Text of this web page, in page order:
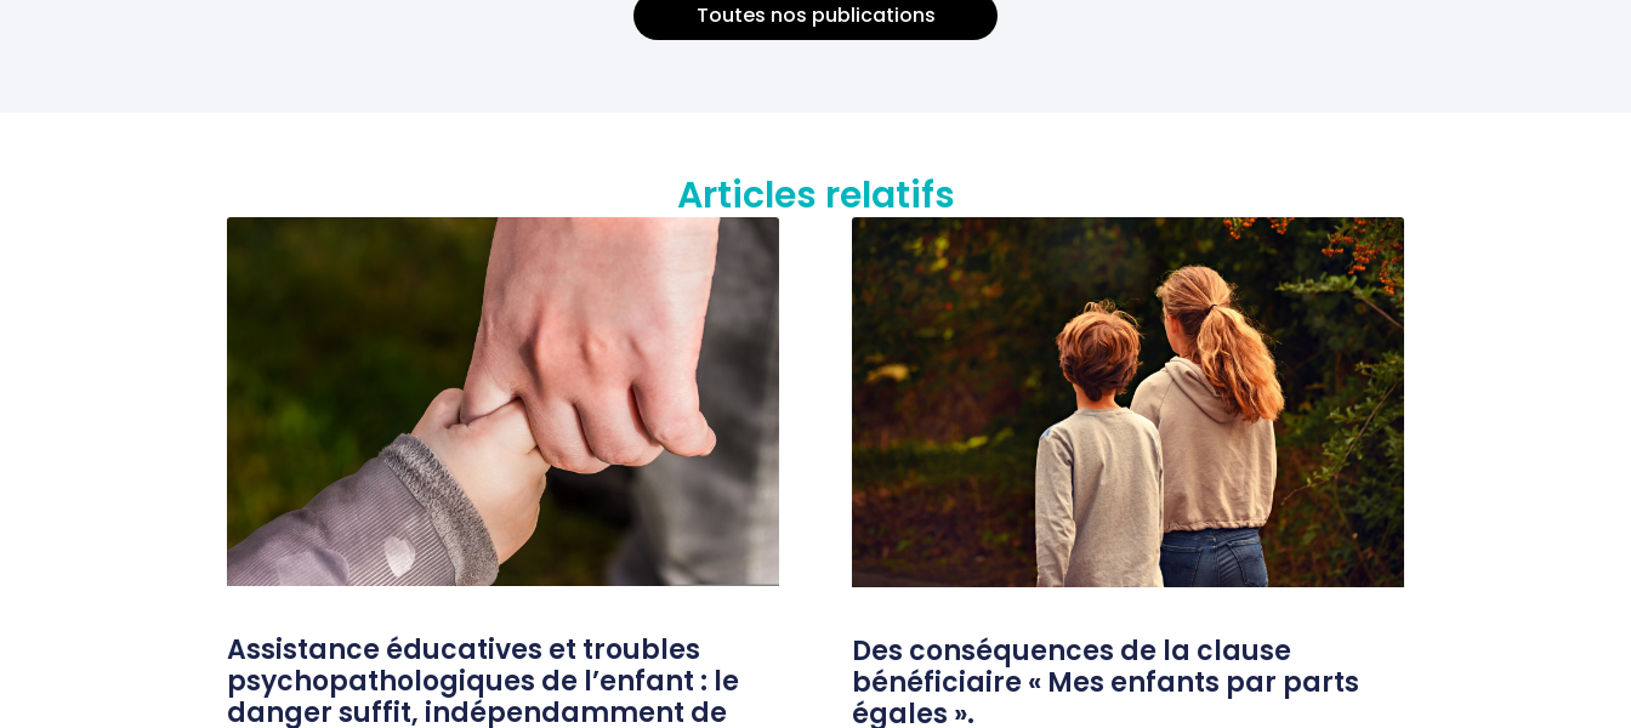
Toutes nos publications
Articles relatifs
Assistance éducatives et troubles
psychopathologiques de l’enfant : le
danger suffit, indépendamment de
Des conséquences de la clause
bénéficiaire « Mes enfants par parts
égales ».